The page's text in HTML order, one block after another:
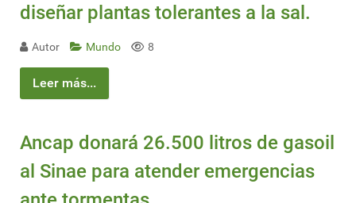
diseñar plantas tolerantes a la sal.
Autor Mundo 8
Leer más...
Ancap donará 26.500 litros de gasoil
al Sinae para atender emergencias